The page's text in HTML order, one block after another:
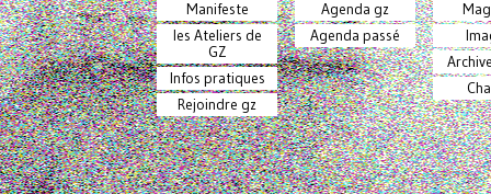
Manifeste
les Ateliers de
GZ
Infos pratiques
Rejoindre gz
Agenda gz
Agenda passé